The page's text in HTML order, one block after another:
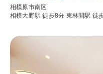
相模原市南区
相模大野駅 徒歩8分 東林間駅 徒